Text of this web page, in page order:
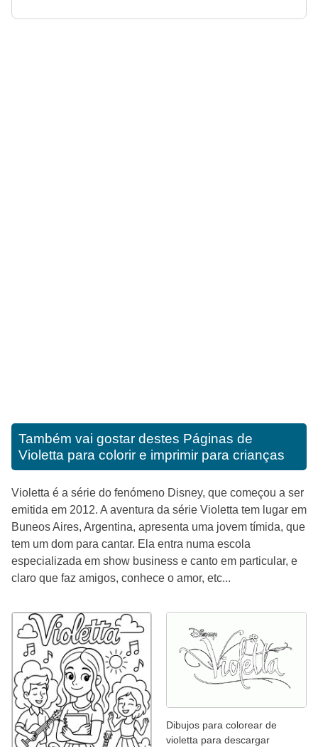
Também vai gostar destes Páginas de
Violetta para colorir e imprimir para crianças
Violetta é a série do fenómeno Disney, que começou a ser
emitida em 2012. A aventura da série Violetta tem lugar em
Buneos Aires, Argentina, apresenta uma jovem tímida, que
tem um dom para cantar. Ela entra numa escola
especializada em show business e canto em particular, e
claro que faz amigos, conhece o amor, etc...
Dibujos para colorear de
violetta para descargar